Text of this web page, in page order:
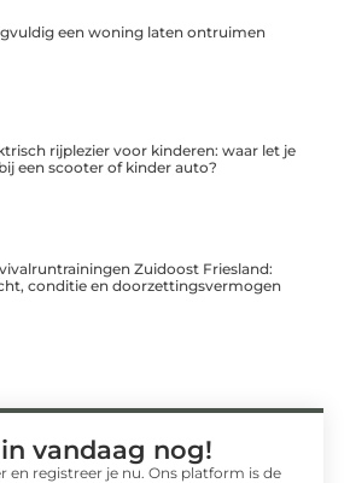
een woning laten ontruimen
rijplezier voor kinderen: waar let je
een scooter of kinder auto?
Zuidoost Friesland:
conditie en doorzettingsvermogen
vandaag nog!
en registreer je nu. Ons platform is de